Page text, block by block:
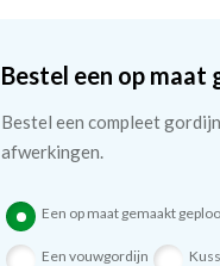
Bestel een op
Bestel een compleet
afwerkingen.
Een op maat gemaakt
Een vouwgordijn